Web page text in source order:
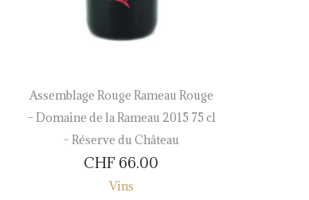
Assemblage Rouge Rameau Rouge
– Domaine de la Rameau 2015 75 cl
– Réserve du Château
CHF 66.00
Vins